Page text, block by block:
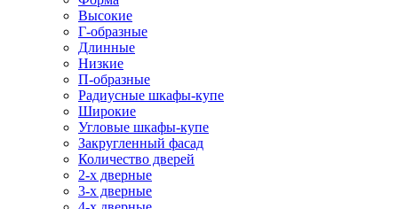
Высокие
Г-образные
Длинные
Низкие
П-образные
Радиусные шкафы-купе
Широкие
Угловые шкафы-купе
Закругленный фасад
Количество дверей
2-х дверные
3-х дверные